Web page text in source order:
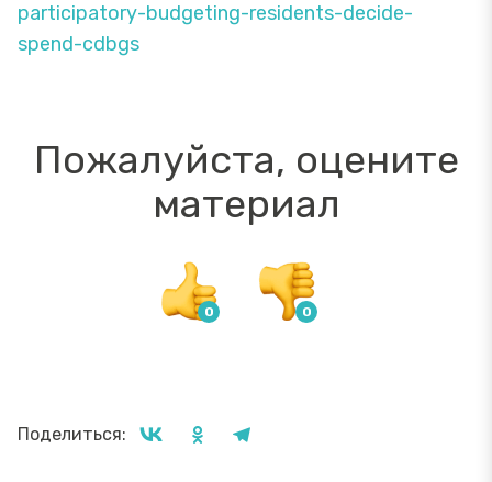
participatory-budgeting-residents-decide-
spend-cdbgs
Пожалуйста, оцените
материал
Поделиться: